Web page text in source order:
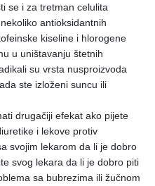
se i za tretman celulita
antioksidantnih
kiseline i hlorogene
u uništavanju štetnih
su vrsta nusproizvoda
ste izloženi suncu ili
drugačiji efekat ako pijete
i lekove protiv
svojim lekarom da li je dobro
svog lekara da li je dobro piti
sa bubrezima ili žučnom